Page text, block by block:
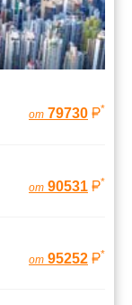
от 79730 *
от 90531 *
от 95252 *